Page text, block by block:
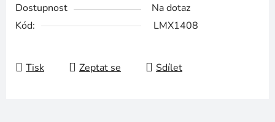
Dostupnost
Na dotaz
Kód:
LMX1408
Tisk Zeptat se Sdílet